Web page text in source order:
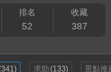
排名
52
收藏
387
求助 (133) 景點推